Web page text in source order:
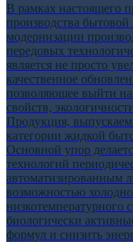
В рамках настоящего
производства
модернизации
передовых
является не просто
качественное
позволяющее выйти
свойств,
Продукция,
категории жидкой
Основной упор
технологий
автоматизированным
возможностью
низкотемпературного
биологически
формул и снизить